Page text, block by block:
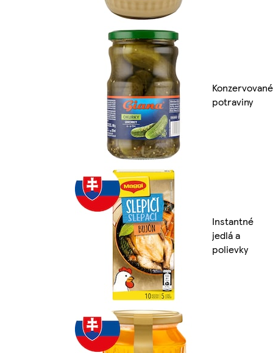
Konzervované
potraviny
Instantné
jedlá a
polievky